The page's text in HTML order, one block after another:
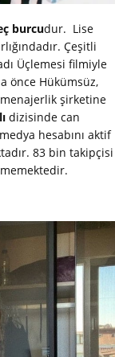
burcudur. Lise
Çeşitli
Üçlemesi filmiyle
önce Hükümsüz,
şirketine
dizisinde can
hesabını aktif
83 bin takipçisi